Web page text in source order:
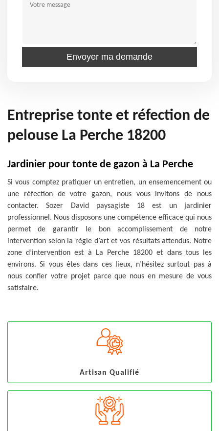
Entreprise tonte et réfection de
pelouse La Perche 18200
Jardinier pour tonte de gazon à La Perche
Si vous comptez pratiquer un entretien, un ensemencement ou
une réfection de votre gazon, nous vous invitons de nous
contacter. Sozer David paysagiste 18 est un jardinier
professionnel. Nous disposons une compétence efficace qui nous
permet de garantir le bon accomplissement de notre
intervention selon la règle d’art et vos résultats attendus. Notre
zone d’intervention est à La Perche 18200 et dans tous les
environs. Si vous êtes dans ces lieux, n’hésitez surtout pas à
nous confier votre projet parce que nous en mesure de vous
satisfaire.
Artisan Qualifié